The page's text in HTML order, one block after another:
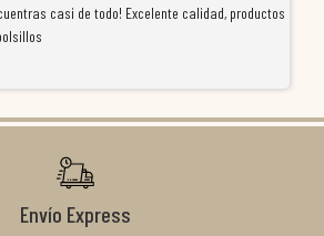
casi de todo! Excelente calidad, productos
Envío Express